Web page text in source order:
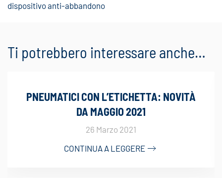
dispositivo anti-abbandono
Ti potrebbero interessare anche…
PNEUMATICI CON L’ETICHETTA: NOVITÀ
DA MAGGIO 2021
26 Marzo 2021
CONTINUA A LEGGERE